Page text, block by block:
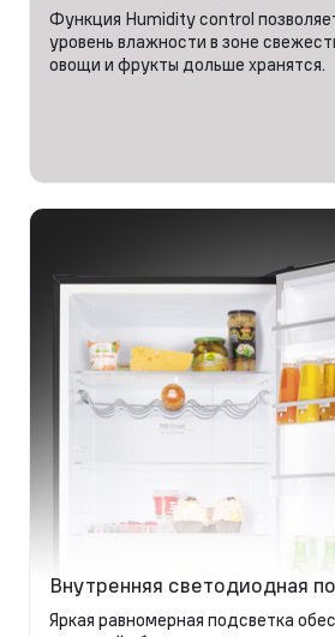
Функция Humidity control
уровень влажности в зоне
овощи и фрукты дольше хранятся.
Внутренняя светодиодная
Яркая равномерная подсветка